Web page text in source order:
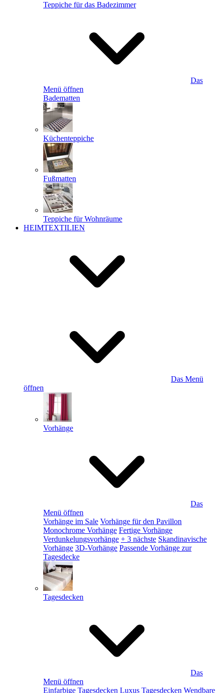
Teppiche für das Badezimmer
Das
Menü öffnen
Badematten
Küchenteppiche
Fußmatten
Teppiche für Wohnräume
HEIMTEXTILIEN
Das Menü
öffnen
Vorhänge
Das
Menü öffnen
Vorhänge im Sale Vorhänge für den Pavillon
Monochrome Vorhänge Fertige Vorhänge
Verdunkelungsvorhänge + 3 nächste Skandinavische
Vorhänge 3D-Vorhänge Passende Vorhänge zur
Tagesdecke
Tagesdecken
Das
Menü öffnen
Einfarbige Tagesdecken Luxus Tagesdecken Wendbare